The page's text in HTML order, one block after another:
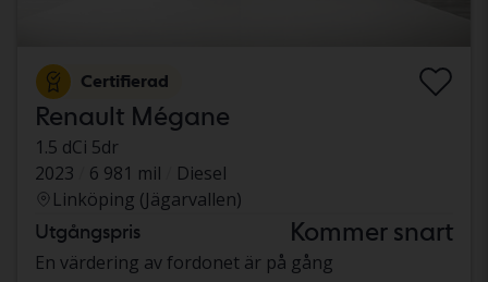
Certifierad
Renault Mégane
1.5 dCi 5dr
2023
6 981 mil
Diesel
Linköping (Jägarvallen)
Utgångspris Kommer snart
En värdering av fordonet är på gång